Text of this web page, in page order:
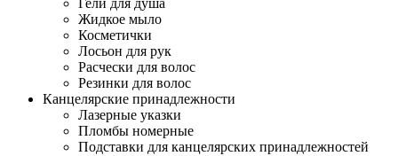
Гели для душа
Жидкое мыло
Косметички
Лосьон для рук
Расчески для волос
Резинки для волос
Канцелярские принадлежности
Лазерные указки
Пломбы номерные
Подставки для канцелярских принадлежностей